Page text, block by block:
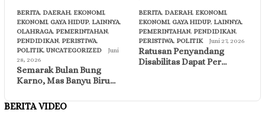
BERITA, DAERAH, EKONOMI,
EKONOMI, GAYA HIDUP, LAINNYA,
OLAHRAGA, PEMERINTAHAN,
PENDIDIKAN, PERISTIWA,
POLITIK, UNCATEGORIZED
Juni
28, 2026
Semarak Bulan Bung
Karno, Mas Banyu Biru…
BERITA, DAERAH, EKONOMI,
EKONOMI, GAYA HIDUP, LAINNYA,
PEMERINTAHAN, PENDIDIKAN,
PERISTIWA, POLITIK Juni 27, 2026
Ratusan Penyandang
Disabilitas Dapat Per…
BERITA VIDEO